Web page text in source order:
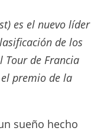
es el nuevo líder
de los
Tour de Francia
premio de la
sueño hecho